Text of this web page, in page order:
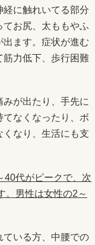
に触れいてる部分
お尻、太ももやふ
出ます。症状が進む
筋力低下、歩行困難
が出たり、手先に
てなくなったり、ボ
くなり、生活にも支
40代がピークで、次
。男性は女性の2～
ている方、中腰での